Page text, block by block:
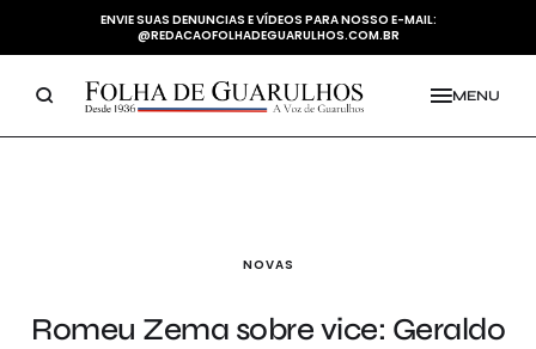
ENVIE SUAS DENUNCIAS E VÍDEOS PARA NOSSO E-MAIL:
@REDACAOFOLHADEGUARULHOS.COM.BR
MENU
NOVAS
Romeu Zema sobre vice: Geraldo